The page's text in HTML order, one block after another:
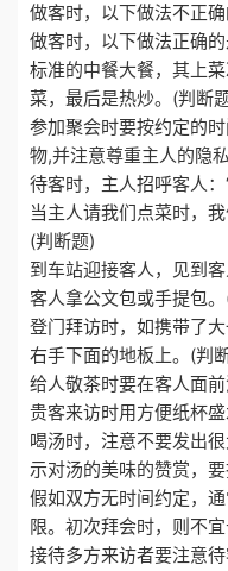
做客时，以下做法不正确
做客时，以下做法正确的
标准的中餐大餐，其上
菜，最后是热炒。(判断
参加聚会时要按约定的
物,并注意尊重主人的隐
待客时，主人招呼客人
当主人请我们点菜时，
(判断题)
到车站迎接客人，见到
客人拿公文包或手提包
登门拜访时，如携带了
右手下面的地板上。(判
给人敬茶时要在客人面
贵客来访时用方便纸杯
喝汤时，注意不要发出
示对汤的美味的赞赏，
假如双方无时间约定，
限。初次拜会时，则不
接待多方来访者要注意